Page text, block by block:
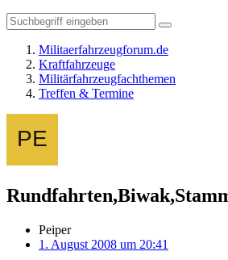
Militaerfahrzeugforum.de
Kraftfahrzeuge
Militärfahrzeugfachthemen
Treffen & Termine
Peiper
1. August 2008 um 20:41